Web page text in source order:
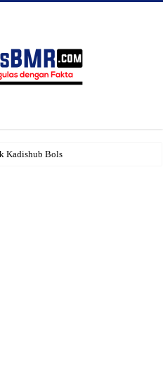
Bolsel ‘Diduga’ Teta